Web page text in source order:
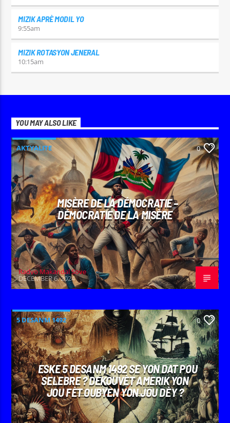
MIZIK APRÈ MODIL YO
9:55am
MIZIK ROTASYON JENERAL
10:15am
YOU MAY ALSO LIKE
AKTYALITE 0
MISÈRE DE LA DÉMOCRATIE –
DÉMOCRATIE DE LA MISÈRE
Radyo Makandal Sove
DECEMBER 6, 2024
5 DESANM 1492 0
ESKE 5 DESANM 1492 SE YON DAT POU
SELEBRE ? DEKOUVÈT AMERIK YON
JOU FÈT OUBYEN YON JOU DÈY ?